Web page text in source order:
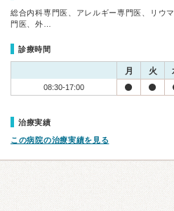
総合内科専門医、アレルギー専門医、リウ
門医、外…
診療時間
月 火
08:30-17:00
治療実績
この病院の治療実績を見る